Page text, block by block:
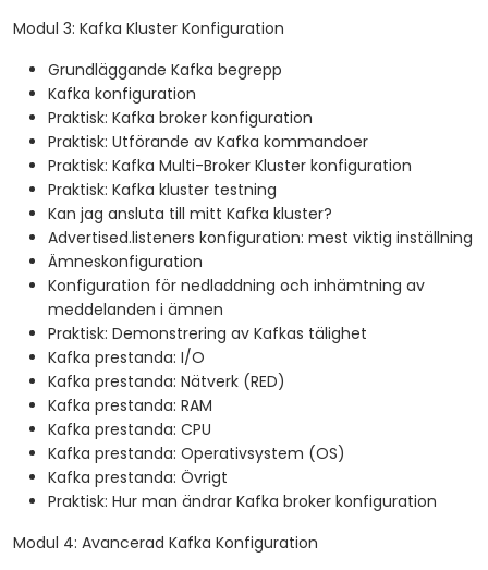
Modul 3: Kafka Kluster Konfiguration
Grundläggande Kafka begrepp
Kafka konfiguration
Praktisk: Kafka broker konfiguration
Praktisk: Utförande av Kafka kommandoer
Praktisk: Kafka Multi-Broker Kluster konfiguration
Praktisk: Kafka kluster testning
Kan jag ansluta till mitt Kafka kluster?
Advertised.listeners konfiguration: mest viktig inställning
Ämneskonfiguration
Konfiguration för nedladdning och inhämtning av
meddelanden i ämnen
Praktisk: Demonstrering av Kafkas tälighet
Kafka prestanda: I/O
Kafka prestanda: Nätverk (RED)
Kafka prestanda: RAM
Kafka prestanda: CPU
Kafka prestanda: Operativsystem (OS)
Kafka prestanda: Övrigt
Praktisk: Hur man ändrar Kafka broker konfiguration
Modul 4: Avancerad Kafka Konfiguration